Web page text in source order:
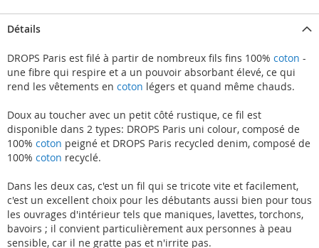
Détails
DROPS Paris est filé à partir de nombreux fils fins 100% coton -
une fibre qui respire et a un pouvoir absorbant élevé, ce qui
rend les vêtements en coton légers et quand même chauds.
Doux au toucher avec un petit côté rustique, ce fil est
disponible dans 2 types: DROPS Paris uni colour, composé de
100% coton peigné et DROPS Paris recycled denim, composé de
100% coton recyclé.
Dans les deux cas, c'est un fil qui se tricote vite et facilement,
c'est un excellent choix pour les débutants aussi bien pour tous
les ouvrages d'intérieur tels que maniques, lavettes, torchons,
bavoirs ; il convient particulièrement aux personnes à peau
sensible, car il ne gratte pas et n'irrite pas.